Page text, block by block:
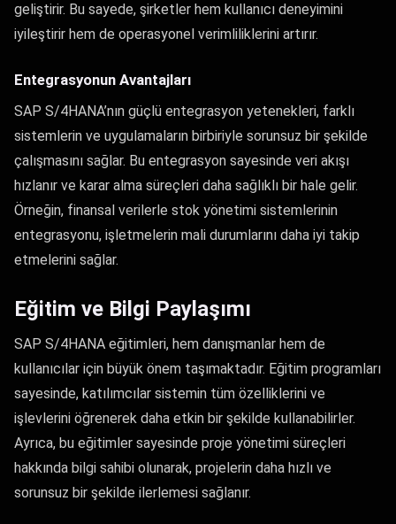
geliştirir. Bu sayede, şirketler hem kullanıcı deneyimini
iyileştirir hem de operasyonel verimliliklerini artırır.
Entegrasyonun Avantajları
SAP S/4HANA’nın güçlü entegrasyon yetenekleri, farklı
sistemlerin ve uygulamaların birbiriyle sorunsuz bir şekilde
çalışmasını sağlar. Bu entegrasyon sayesinde veri akışı
hızlanır ve karar alma süreçleri daha sağlıklı bir hale gelir.
Örneğin, finansal verilerle stok yönetimi sistemlerinin
entegrasyonu, işletmelerin mali durumlarını daha iyi takip
etmelerini sağlar.
Eğitim ve Bilgi Paylaşımı
SAP S/4HANA eğitimleri, hem danışmanlar hem de
kullanıcılar için büyük önem taşımaktadır. Eğitim programları
sayesinde, katılımcılar sistemin tüm özelliklerini ve
işlevlerini öğrenerek daha etkin bir şekilde kullanabilirler.
Ayrıca, bu eğitimler sayesinde proje yönetimi süreçleri
hakkında bilgi sahibi olunarak, projelerin daha hızlı ve
sorunsuz bir şekilde ilerlemesi sağlanır.